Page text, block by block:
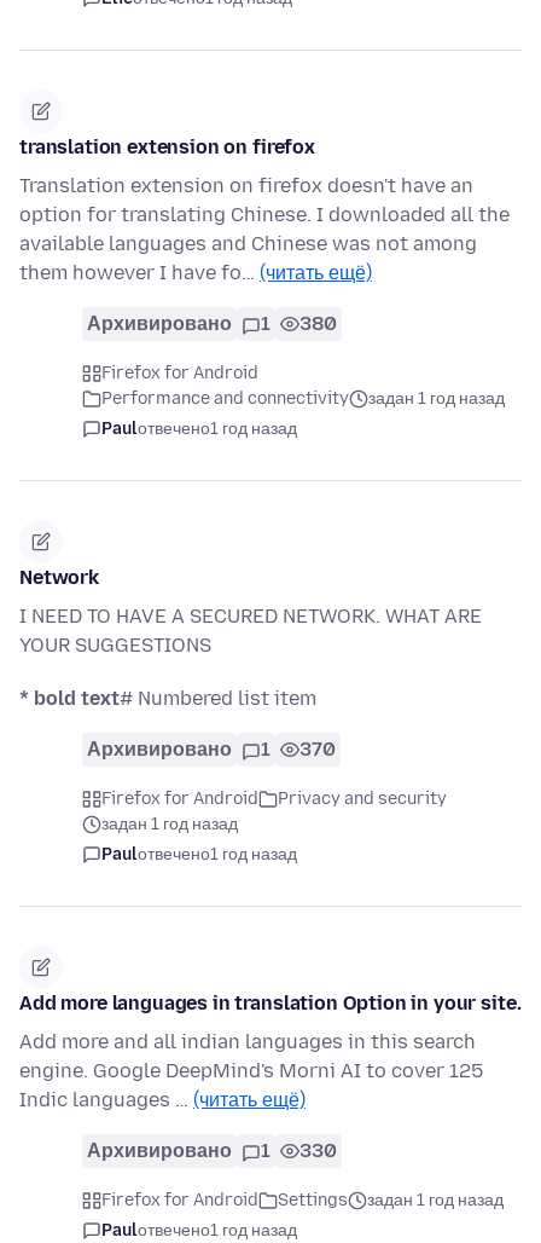
translation extension on firefox
Translation extension on firefox doesn't have an
option for translating Chinese. I downloaded all the
available languages and Chinese was not among
them however I have fo… (читать ещё)
Архивировано 1 380
Firefox for Android
Performance and connectivity
задан 1 год назад
Paulотвечено1 год назад
Network
I NEED TO HAVE A SECURED NETWORK. WHAT ARE
YOUR SUGGESTIONS
* bold text# Numbered list item
Архивировано 1 370
Firefox for Android
Privacy and security
задан 1 год назад
Paulотвечено1 год назад
Add more languages in translation Option in your site.
Add more and all indian languages in this search
engine. Google DeepMind's Morni AI to cover 125
Indic languages … (читать ещё)
Архивировано 1 330
Firefox for Android Settings
задан 1 год назад
Paulотвечено1 год назад